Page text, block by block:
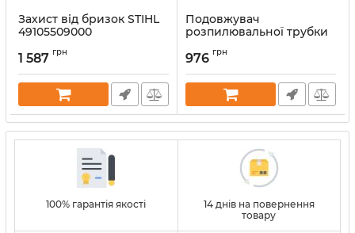
Захист від бризок STIHL
49105509000
1 587 грн
Подовжувач
розпилювальної трубки
(49105000901)
Артикул: 64025
976 грн
100% гарантія якості
14 днів на повернення
товару